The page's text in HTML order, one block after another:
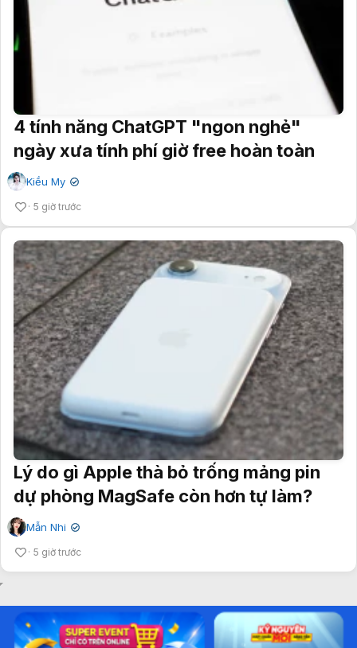
4 tính năng ChatGPT "ngon nghẻ"
ngày xưa tính phí giờ free hoàn toàn
Kiều My ✔
5 giờ trước
Lý do gì Apple thà bỏ trống mảng pin
dự phòng MagSafe còn hơn tự làm?
Mẫn Nhi ✔
5 giờ trước